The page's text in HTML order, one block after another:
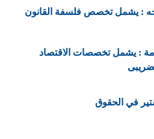
: يشمل تخصص فلسفة القانون
: يشمل تخصصات الاقتصاد
في الحقوق